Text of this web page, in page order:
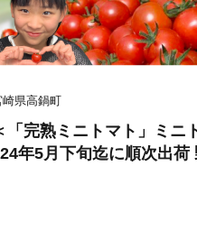
崎県高鍋町
「完熟ミニトマト」ミニ
年5月下旬迄に順次出荷
サミット アルル・リリカ共
賞！！(2023年11月開催)1回